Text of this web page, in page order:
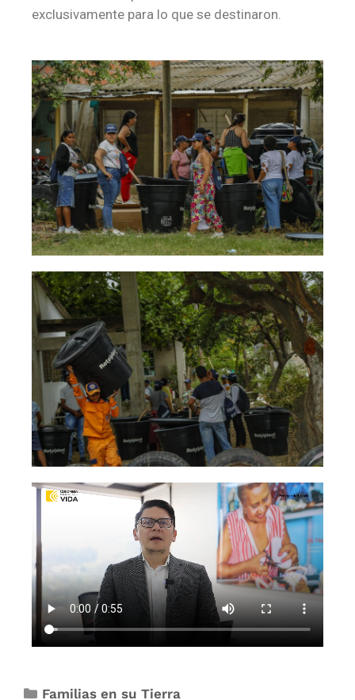
exclusivamente para lo que se destinaron.
Familias en su Tierra